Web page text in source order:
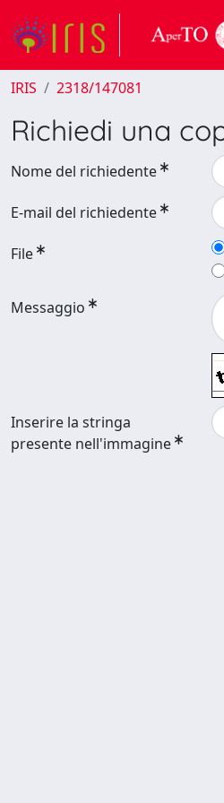
IRIS 2318/147081
Richiedi una
Nome del richiedente
E-mail del richiedente
File
Messaggio
Inserire la stringa
presente nell'immagine